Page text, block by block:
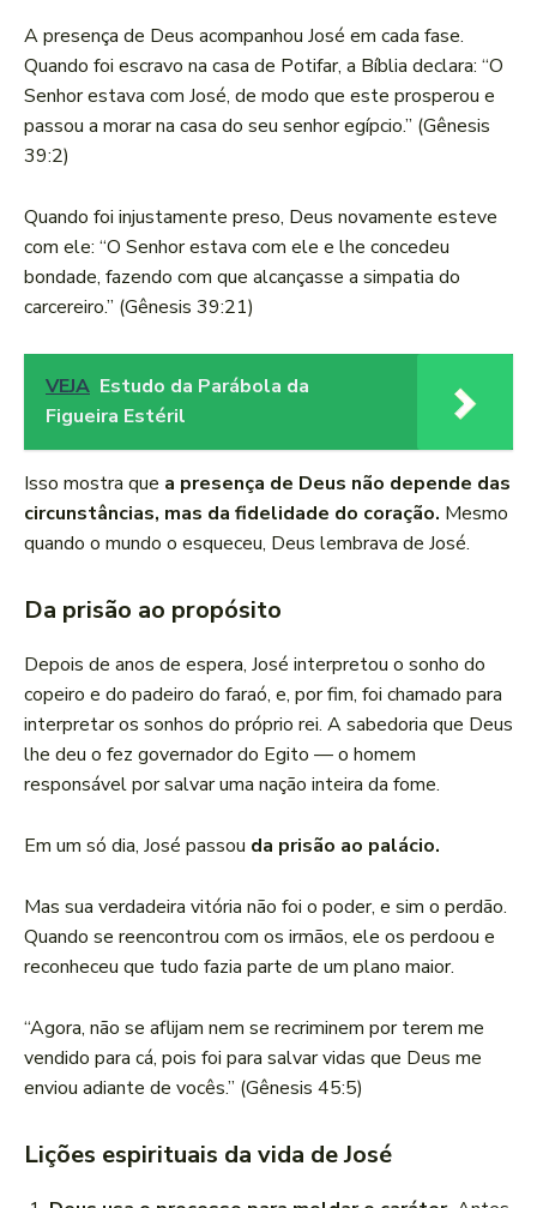
A presença de Deus acompanhou José em cada fase.
Quando foi escravo na casa de Potifar, a Bíblia declara: “O
Senhor estava com José, de modo que este prosperou e
passou a morar na casa do seu senhor egípcio.” (Gênesis
39:2)
Quando foi injustamente preso, Deus novamente esteve
com ele: “O Senhor estava com ele e lhe concedeu
bondade, fazendo com que alcançasse a simpatia do
carcereiro.” (Gênesis 39:21)
VEJA Estudo da Parábola da
Figueira Estéril
Isso mostra que a presença de Deus não depende das
circunstâncias, mas da fidelidade do coração. Mesmo
quando o mundo o esqueceu, Deus lembrava de José.
Da prisão ao propósito
Depois de anos de espera, José interpretou o sonho do
copeiro e do padeiro do faraó, e, por fim, foi chamado para
interpretar os sonhos do próprio rei. A sabedoria que Deus
lhe deu o fez governador do Egito — o homem
responsável por salvar uma nação inteira da fome.
Em um só dia, José passou da prisão ao palácio.
Mas sua verdadeira vitória não foi o poder, e sim o perdão.
Quando se reencontrou com os irmãos, ele os perdoou e
reconheceu que tudo fazia parte de um plano maior.
“Agora, não se aflijam nem se recriminem por terem me
vendido para cá, pois foi para salvar vidas que Deus me
enviou adiante de vocês.” (Gênesis 45:5)
Lições espirituais da vida de José